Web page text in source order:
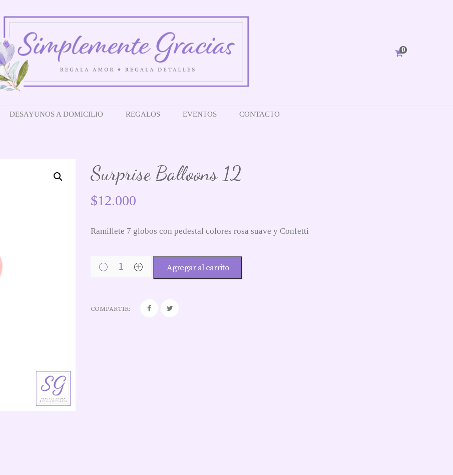
0
DESAYUNOS A DOMICILIO REGALOS EVENTOS CONTACTO
Surprise Balloons 12
$12.000
Ramillete 7 globos con pedestal colores rosa suave y Confetti
Agregar al carrito
COMPARTIR: